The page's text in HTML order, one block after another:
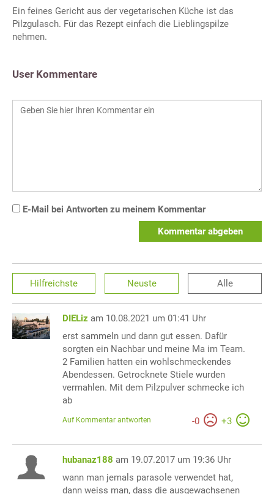
Ein feines Gericht aus der vegetarischen Küche ist das
Pilzgulasch. Für das Rezept einfach die Lieblingspilze
nehmen.
User Kommentare
E-Mail bei Antworten zu meinem Kommentar
Kommentar abgeben
Hilfreichste Neuste Alle
DIELiz am 10.08.2021 um 01:41 Uhr
erst sammeln und dann gut essen. Dafür
sorgten ein Nachbar und meine Ma im Team.
2 Familien hatten ein wohlschmeckendes
Abendessen. Getrocknete Stiele wurden
vermahlen. Mit dem Pilzpulver schmecke ich
ab
-0 +3
Auf Kommentar antworten
hubanaz188 am 19.07.2017 um 19:36 Uhr
wann man jemals parasole verwendet hat,
dann weiss man, dass die ausgewachsenen